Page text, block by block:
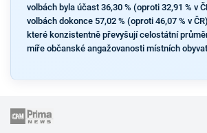
volbách byla účast 36,30 % (oproti 32,91 % v
volbách dokonce 57,02 % (oproti 46,07 % v
které konzistentně převyšují celostátní
míře občanské angažovanosti místních